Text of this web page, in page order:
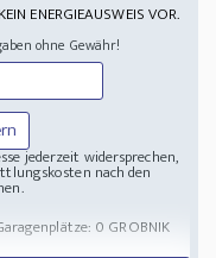
ENERGIEAUSWEIS VOR.
ohne Gewähr!
jederzeit widersprechen,
nach den
0 GROBNIK